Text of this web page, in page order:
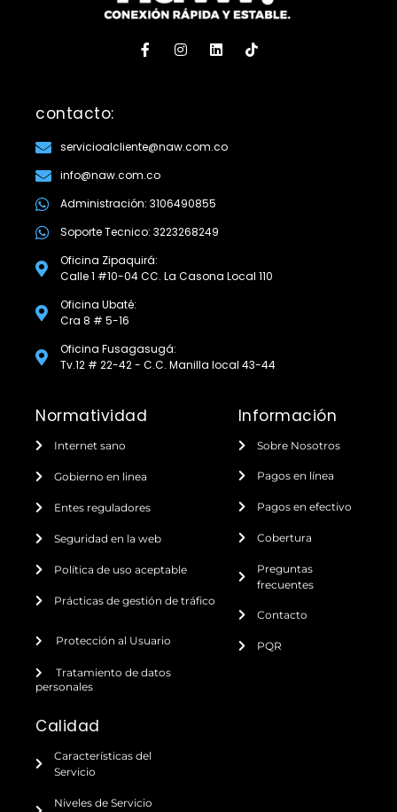
contacto:
servicioalcliente@naw.com.co
info@naw.com.co
Administración: 3106490855
Soporte Tecnico: 3223268249
Oficina Zipaquirá:
Calle 1 #10-04 CC. La Casona Local 110
Oficina Ubaté:
Cra 8 # 5-16
Oficina Fusagasugá:
Tv.12 # 22-42 - C.C. Manilla local 43-44
Normatividad
Internet sano
Gobierno en linea
Entes reguladores
Seguridad en la web
Política de uso aceptable
Prácticas de gestión de tráfico
Protección al Usuario
Tratamiento de datos
personales
Información
Sobre Nosotros
Pagos en línea
Pagos en efectivo
Cobertura
Preguntas
frecuentes
Contacto
PQR
Calidad
Características del
Servicio
Niveles de Servicio